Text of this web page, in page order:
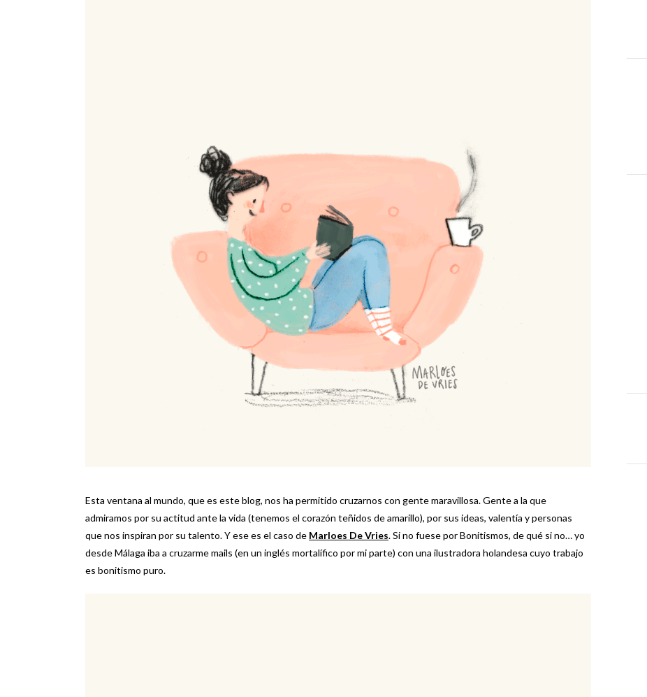
Esta ventana al mundo, que es este blog, nos ha permitido cruzarnos con gente maravillosa. Gente a la que
admiramos por su actitud ante la vida (tenemos el corazón teñidos de amarillo), por sus ideas, valentía y personas
que nos inspiran por su talento. Y ese es el caso de Marloes De Vries. Si no fuese por Bonitismos, de qué si no… yo
desde Málaga iba a cruzarme mails (en un inglés mortalífico por mi parte) con una ilustradora holandesa cuyo trabajo
es bonitismo puro.